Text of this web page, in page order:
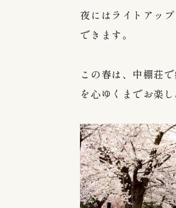
夜にはライトアッ
できます。
この春は、中棚荘
を心ゆくまでお楽し